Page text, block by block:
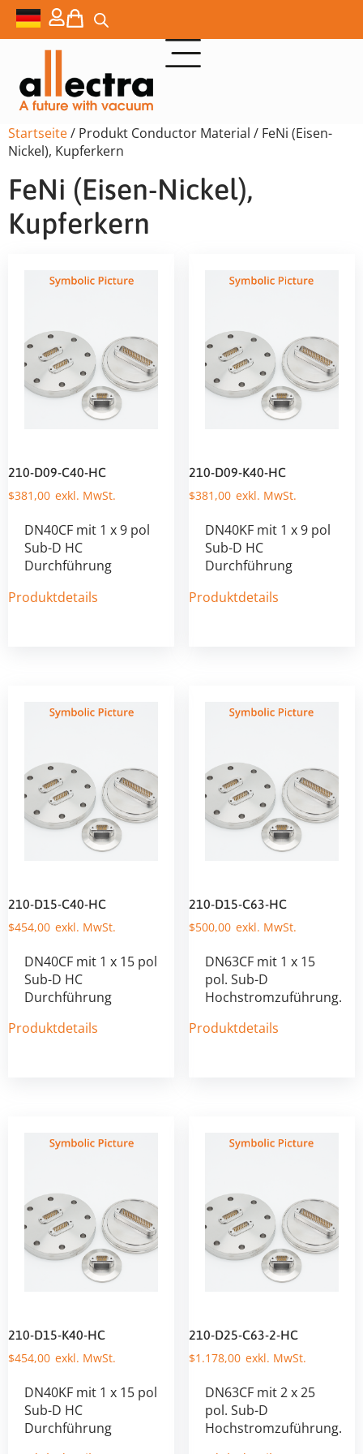
Startseite/ Produkt Conductor Material / FeNi (Eisen-
Nickel), Kupferkern
FeNi (Eisen-Nickel),
Kupferkern
210-D09-C40-HC
$381,00
DN40CF mit 1 x 9 pol
Sub-D HC
Durchführung
Produktdetails
210-D09-K40-HC
$381,00
DN40KF mit 1 x 9 pol
Sub-D HC
Durchführung
Produktdetails
210-D15-C40-HC
$454,00
DN40CF mit 1 x 15 pol
Sub-D HC
Durchführung
Produktdetails
210-D15-C63-HC
$500,00
DN63CF mit 1 x 15
pol. Sub-D
Hochstromzuführung.
Produktdetails
210-D15-K40-HC
$454,00
DN40KF mit 1 x 15 pol
Sub-D HC
Durchführung
210-D25-C63-2-HC
$1.178,00
DN63CF mit 2 x 25
pol. Sub-D
Hochstromzuführung.